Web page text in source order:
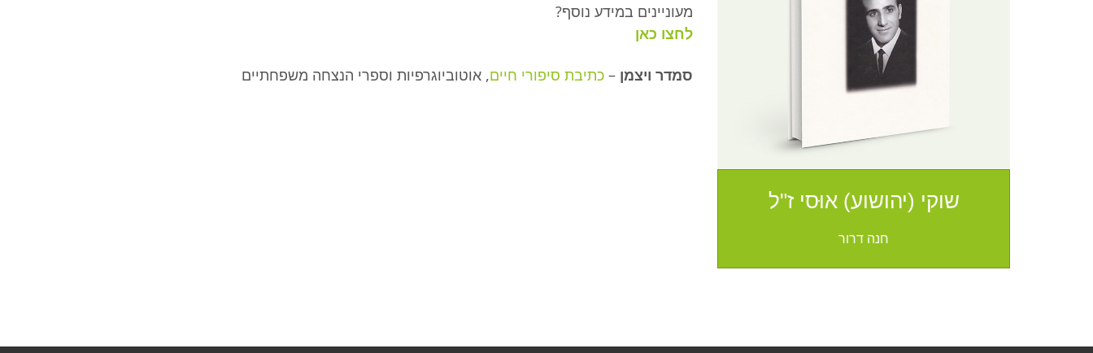
מעוניינים במידע נוסף?
לחצו כאן
סמדר ויצמן – כתיבת סיפורי חיים, אוטוביוגרפיות וספרי הנצחה משפחתיים
שוקי (יהושוע) אוּסי ז"ל
חנה דרור